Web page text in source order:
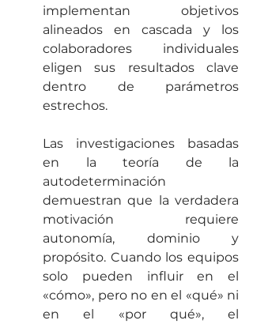
implementan objetivos
alineados en cascada y los
colaboradores individuales
eligen sus resultados clave
dentro de parámetros
estrechos.
Las investigaciones basadas
en la teoría de la
autodeterminación
demuestran que la verdadera
motivación requiere
autonomía, dominio y
propósito. Cuando los equipos
solo pueden influir en el
«cómo», pero no en el «qué» ni
en el «por qué», el